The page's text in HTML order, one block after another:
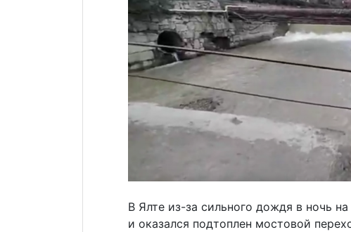
В Ялте из-за сильного дождя в ночь
и оказался подтоплен мостовой